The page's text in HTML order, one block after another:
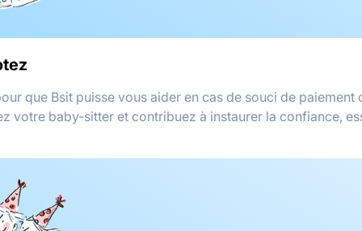
que Bsit puisse vous aider en cas de souci de paiement
votre baby-sitter et contribuez à instaurer la confiance,